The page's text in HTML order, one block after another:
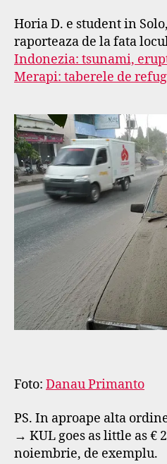
Horia D. e student in
raporteaza de la fata
Indonezia: tsunami,
Merapi: taberele de
Foto: Danau Primanto
PS. In aproape alta
→ KUL goes as little as €
noiembrie, de exemplu.